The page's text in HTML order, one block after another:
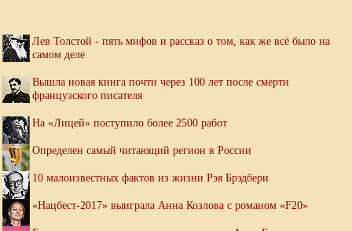
Лев Толстой - пять мифов и рассказ о том, как же всё было на
самом деле
Вышла новая книга почти через 100 лет после смерти
французского писателя
На «Лицей» поступило более 2500 работ
Определен самый читающий регион в России
10 малоизвестных фактов из жизни Рэя Брэдбери
«Нацбест-2017» выиграла Анна Козлова с романом «F20»